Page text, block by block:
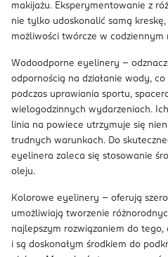
makijażu. Eksperymentowanie z
nie tylko udoskonalić samą
możliwości twórcze w codziennym
Wodoodporne eyelinery –
odpornością na działanie wody,
podczas uprawiania sportu,
wielogodzinnych wydarzeniach.
linia na powiece utrzymuje się
trudnych warunkach. Do
eyelinera zaleca się stosowanie
oleju.
Kolorowe eyelinery – oferują
umożliwiają tworzenie
najlepszym rozwiązaniem do
i są doskonałym środkiem do